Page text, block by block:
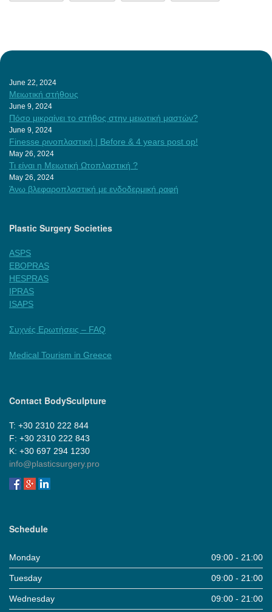
June 22, 2024
Μειωτική στήθους
June 9, 2024
Πόσο μικραίνει το στήθος στην μειωτική μαστών?
June 9, 2024
Finesse ρινοπλαστική | Before & 4 years post op!
May 26, 2024
Τι είναι η Μειωτική Ωτοπλαστική ?
May 26, 2024
Άνω βλεφαροπλαστική με ενδοδερμική ραφή
Plastic Surgery Societies
ASPS
EBOPRAS
HESPRAS
IPRAS
ISAPS
Συχνές Ερωτήσεις – FAQ
Medical Tourism in Greece
Contact BodySculpture
Τ: +30 2310 222 844
F: +30 2310 222 843
Κ: +30 697 294 1230
info@plasticsurgery.pro
Schedule
Monday 09:00 - 21:00
Tuesday 09:00 - 21:00
Wednesday 09:00 - 21:00